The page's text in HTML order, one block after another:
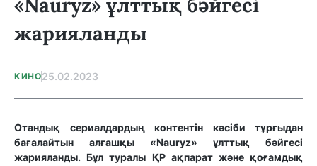
жарияланды
КИНО25.02.2023
Отандық сериалдардың контентін кәсіби тұрғыдан
бағалайтын алғашқы «Nauryz» ұлттық бәйгесі
жарияланды. Бұл туралы ҚР ақпарат және қоғамдық